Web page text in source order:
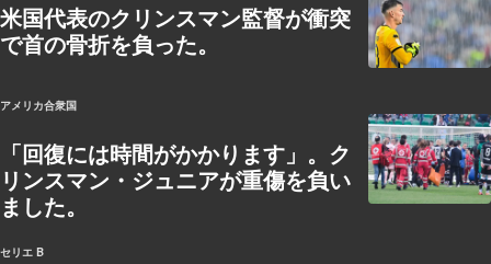
米国代表のクリンスマン監督が衝突
で首の骨折を負った。
アメリカ合衆国
「回復には時間がかかります」。ク
リンスマン・ジュニアが重傷を負い
ました。
セリエ B